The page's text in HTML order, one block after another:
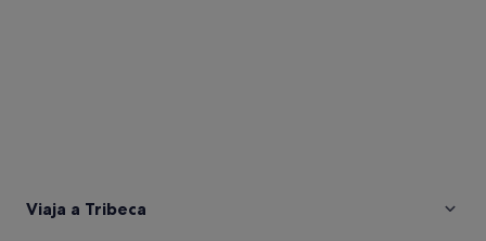
Viaja a Tribeca